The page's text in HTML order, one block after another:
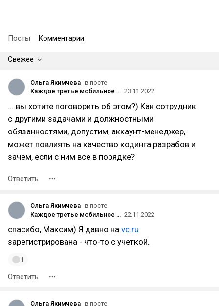
Посты Комментарии
Свежее
Ольга Якимчева в посте
Каждое третье мобильное приложение не выстреливает. Разбираемся почему 23.11.2022
... вы хотите поговорить об этом?) Как сотрудник
с другими задачами и должностными
обязанностями, допустим, аккаунт-менеджер,
может повлиять на качество кодинга разрабов и
зачем, если с ним все в порядке?
Ответить
Ольга Якимчева в посте
Каждое третье мобильное приложение не выстреливает. Разбираемся почему 22.11.2022
спасибо, Максим) Я давно на vc.ru
зарегистрирована - что-то с учеткой.
1
Ответить
Ольга Якимчева в посте